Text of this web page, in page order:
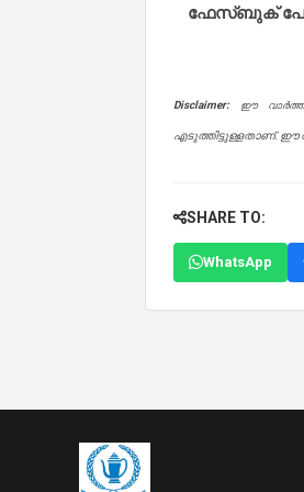
ഫേസ്ബുക്
Disclaimer: ഈ
എടുത്തിട്ടുള്ളതാണ്. ഈ
SHARE TO:
WhatsApp